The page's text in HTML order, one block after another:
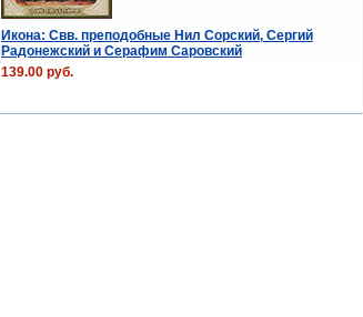
Икона: Свв. преподобные Нил Сорский, Сергий
Радонежский и Серафим Саровский
139.00 руб.